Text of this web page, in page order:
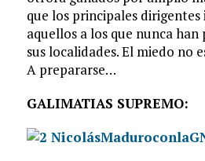
que los principales
aquellos a los que nunca
sus localidades. El miedo no
A prepararse…
GALIMATIAS SUPREMO: